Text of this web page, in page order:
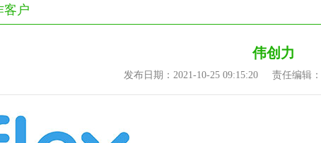
客户
伟创力
发布日期：2021-10-25 09:15:20 责任编辑：